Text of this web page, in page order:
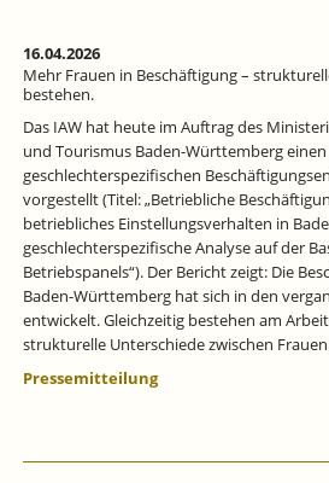
VON
16.04.2026
Mehr Frauen in Beschäftigung –
bestehen.
Das IAW hat heute im Auftrag des
und Tourismus Baden-Württemberg
geschlechterspezifischen
vorgestellt (Titel: „Betriebliche
betriebliches Einstellungsverhalten in
geschlechterspezifische Analyse auf der
Betriebspanels“). Der Bericht zeigt: Die
Baden-Württemberg hat sich in den
entwickelt. Gleichzeitig bestehen am
strukturelle Unterschiede zwischen
Pressemitteilung